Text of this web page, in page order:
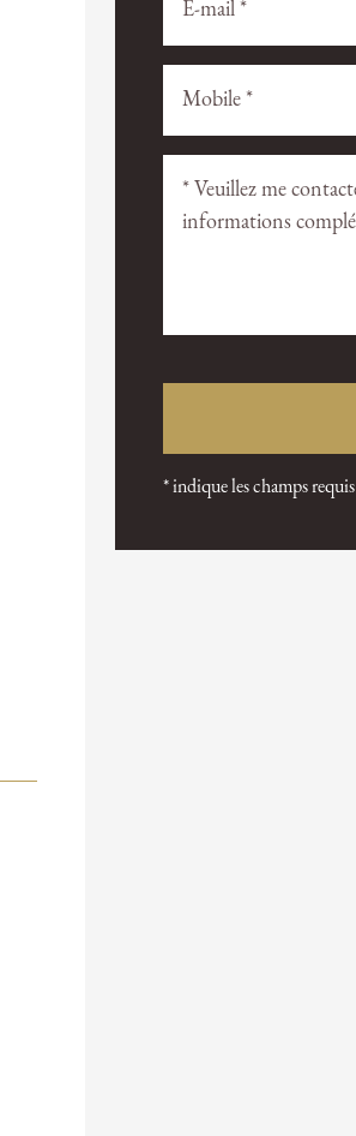
laisser
ce
vide.
laisser
ce
vide.
* indique les champs requis